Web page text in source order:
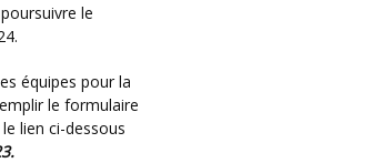
le formulaire
lien ci-dessous